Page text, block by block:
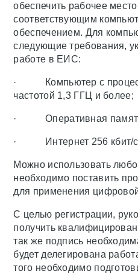
обеспечить рабочее
соответствующим
обеспечением. Для
следующие требования,
работе в ЕИС:
· Компьютер с
частотой 1,3 ГГЦ и более;
· Оперативная память
· Интернет 256 кбит/
Можно использовать
необходимо поставить
для применения
С целью регистрации,
получить
так же подпись
будет делегирована
того необходимо